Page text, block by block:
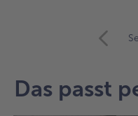
Übersicht.
Das passt